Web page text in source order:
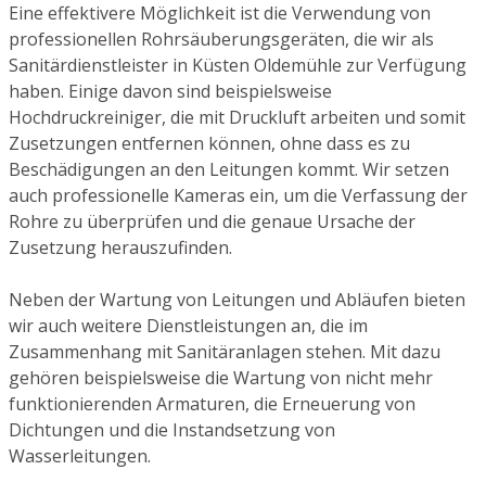
Eine effektivere Möglichkeit ist die Verwendung von
professionellen Rohrsäuberungsgeräten, die wir als
Sanitärdienstleister in Küsten Oldemühle zur Verfügung
haben. Einige davon sind beispielsweise
Hochdruckreiniger, die mit Druckluft arbeiten und somit
Zusetzungen entfernen können, ohne dass es zu
Beschädigungen an den Leitungen kommt. Wir setzen
auch professionelle Kameras ein, um die Verfassung der
Rohre zu überprüfen und die genaue Ursache der
Zusetzung herauszufinden.
Neben der Wartung von Leitungen und Abläufen bieten
wir auch weitere Dienstleistungen an, die im
Zusammenhang mit Sanitäranlagen stehen. Mit dazu
gehören beispielsweise die Wartung von nicht mehr
funktionierenden Armaturen, die Erneuerung von
Dichtungen und die Instandsetzung von
Wasserleitungen.